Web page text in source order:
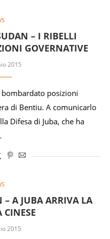
– I RIBELLI
GOVERNATIVE
2015
posizioni
di Bentiu. A comunicarlo
Difesa di Juba, che ha
A JUBA ARRIVA LA
CINESE
2015